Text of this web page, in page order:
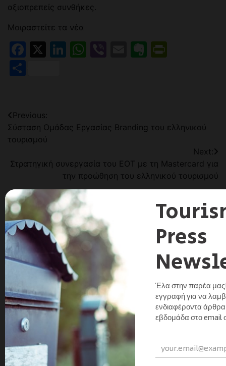
αξιοπρεπείς συνθήκες.
Μοιραστείτε τα νέα
Facebook
X LinkedIn
WhatsApp
ViberEmailEvernote
Πλοήγηση
άρθρων
Previous:
Σύσταση Ομάδας Εργασίας Branding του ελληνικού
τουρισμού
Next:
Στρατηγική συνεργασία του ΕΟΤ με τη Mastercard για
την προώθηση του ελληνικού τουρισμού
Αφήστε μια απάντηση
Για να σχολιάσετε πρέπει να συνδεθείτε.
This site uses Akismet to reduce spam. Learn how
your comment data is processed.
Αναζήτηση
Facebook
Instagram
LinkedIn
Twitter
YouTube
Channel
Πρόσφατα Νέα